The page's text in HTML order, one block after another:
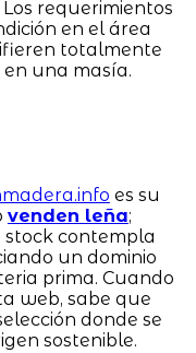
requerimientos
en el área
totalmente
en una masía.
es su
venden leña;
stock contempla
un dominio
prima. Cuando
web, sabe que
donde se
sostenible.